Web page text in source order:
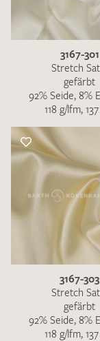
3167-301
Stretch
gefärbt
92% Seide, 8%
118 g/lfm,
3167-303
Stretch
gefärbt
92% Seide, 8%
118 g/lfm,